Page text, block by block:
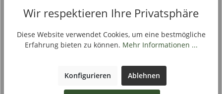
Wir respektieren Ihre Privatsphäre
Diese Website verwendet Cookies, um eine bestmögliche
Erfahrung bieten zu können. Mehr Informationen ...
Konfigurieren Ablehnen